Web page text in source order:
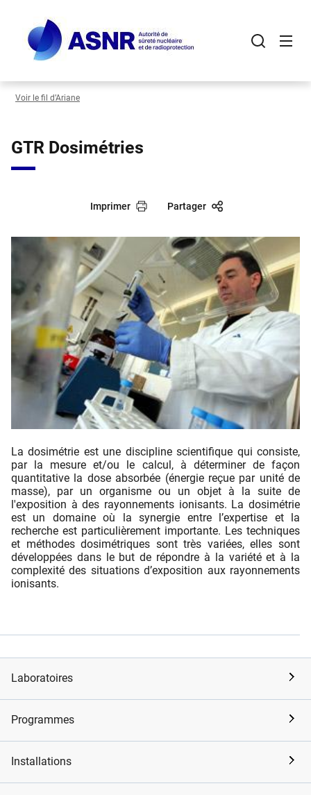
contenu
principal
Voir le fil d’Ariane
GTR Dosimétries
Imprimer Partager
La dosimétrie est une discipline scientifique qui consiste,
par la mesure et/ou le calcul, à déterminer de façon
quantitative la dose absorbée (énergie reçue par unité de
masse), par un organisme ou un objet à la suite de
l'exposition à des rayonnements ionisants. La dosimétrie
est un domaine où la synergie entre l’expertise et la
recherche est particulièrement importante. Les techniques
et méthodes dosimétriques sont très variées, elles sont
développées dans le but de répondre à la variété et à la
complexité des situations d’exposition aux rayonnements
ionisants.
Laboratoires
Programmes
Installations